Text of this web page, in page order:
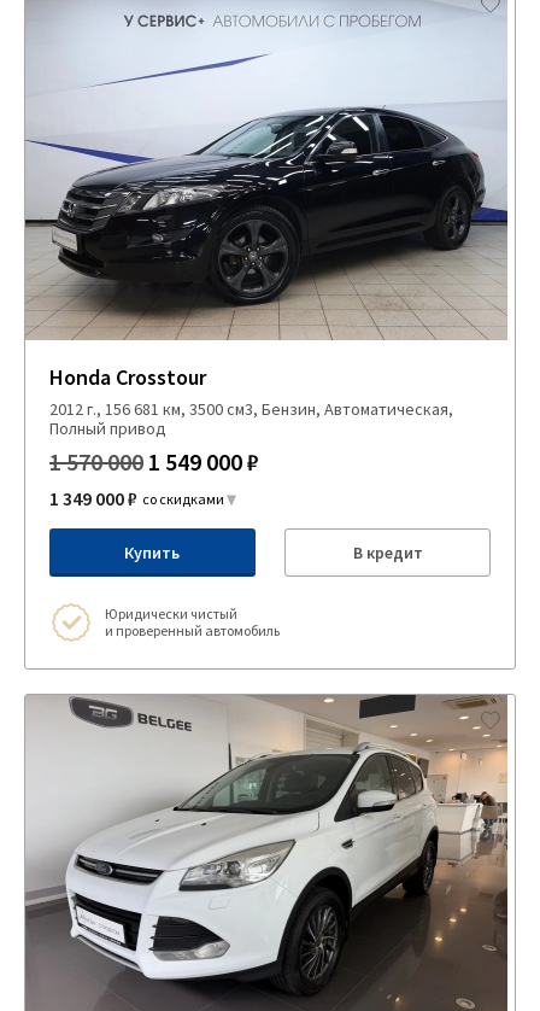
Honda Crosstour
2012 г., 156 681 км, 3500 см3, Бензин, Автоматическая,
Полный привод
1 570 000 1 549 000 ₽
1 349 000 ₽ со скидками
Купить В кредит
Юридически чистый
и проверенный автомобиль